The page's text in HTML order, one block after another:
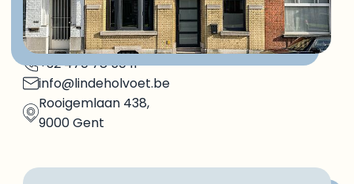
+32 470 78 50 11
info@lindeholvoet.be
Rooigemlaan 438,
9000 Gent